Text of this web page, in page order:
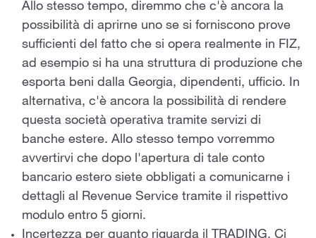
Allo stesso tempo, diremmo che c'è ancora la
possibilità di aprirne uno se si forniscono prove
sufficienti del fatto che si opera realmente in FIZ,
ad esempio si ha una struttura di produzione che
esporta beni dalla Georgia, dipendenti, ufficio. In
alternativa, c'è ancora la possibilità di rendere
questa società operativa tramite servizi di
banche estere. Allo stesso tempo vorremmo
avvertirvi che dopo l'apertura di tale conto
bancario estero siete obbligati a comunicarne i
dettagli al Revenue Service tramite il rispettivo
modulo entro 5 giorni.
Incertezza per quanto riguarda il TRADING. Ci